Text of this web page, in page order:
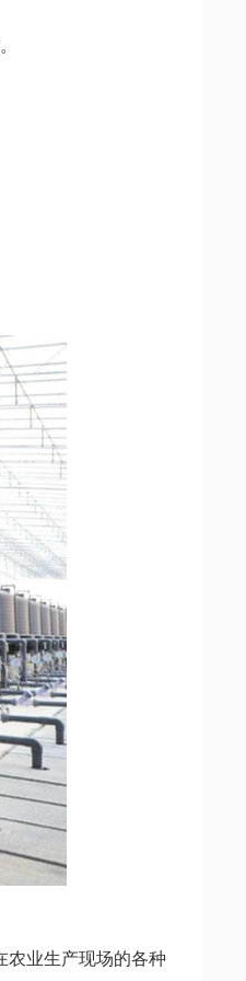
农业生产现场的各种